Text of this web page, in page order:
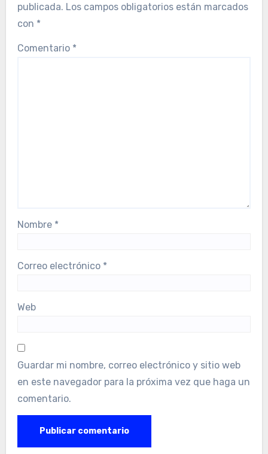
publicada. Los campos obligatorios están marcados
con *
Comentario *
Nombre *
Correo electrónico *
Web
Guardar mi nombre, correo electrónico y sitio web
en este navegador para la próxima vez que haga un
comentario.